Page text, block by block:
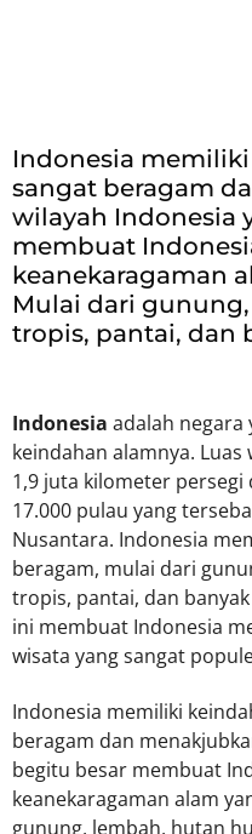
Indonesia
sangat beragam
wilayah Indonesia
membuat
keanekaragaman
Mulai dari
tropis, pantai, dan
Indonesia adalah negara
keindahan alamnya.
1,9 juta kilometer
17.000 pulau yang
Nusantara. Indonesia
beragam, mulai dari
tropis, pantai, dan
ini membuat Indonesia
wisata yang sangat
Indonesia memiliki
beragam dan
begitu besar membuat
keanekaragaman alam
gunung, lembah, hutan